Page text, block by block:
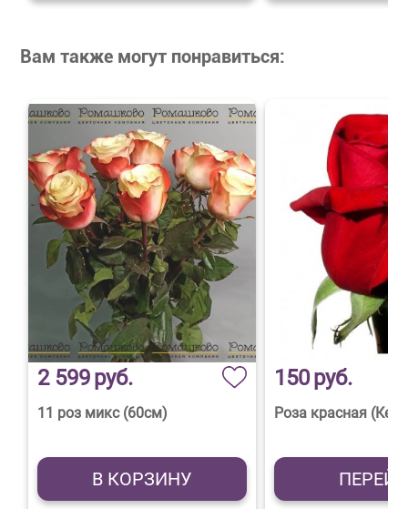
Вам также могут понравиться:
2 599руб.
11 роз микс (60см)
В КОРЗИНУ
150руб.
Роза красная